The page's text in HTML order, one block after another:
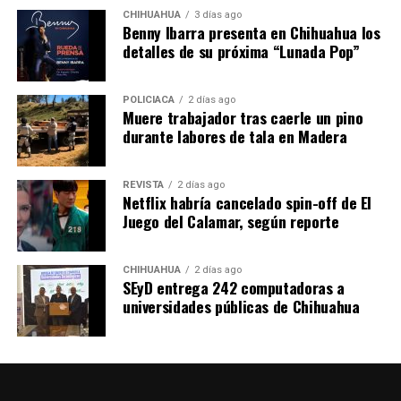
CHIHUAHUA 3 días ago
Benny Ibarra presenta en Chihuahua los
detalles de su próxima “Lunada Pop”
POLICIACA 2 días ago
Muere trabajador tras caerle un pino
durante labores de tala en Madera
REVISTA 2 días ago
Netflix habría cancelado spin-off de El
Juego del Calamar, según reporte
CHIHUAHUA 2 días ago
SEyD entrega 242 computadoras a
universidades públicas de Chihuahua